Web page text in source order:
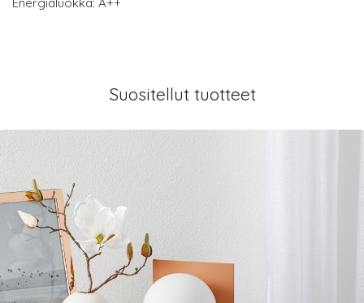
Energialuokka: A++
Suositellut tuotteet